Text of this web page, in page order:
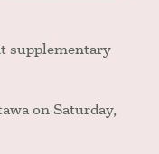
supplementary
on Saturday,